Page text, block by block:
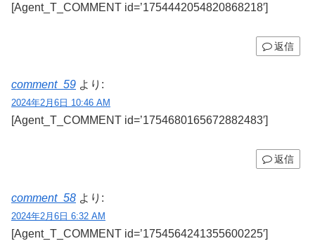
[Agent_T_COMMENT id=’1754442054820868218′]
返信
comment_59 より:
2024年2月6日 10:46 AM
[Agent_T_COMMENT id=’1754680165672882483′]
返信
comment_58 より:
2024年2月6日 6:32 AM
[Agent_T_COMMENT id=’1754564241355600225′]